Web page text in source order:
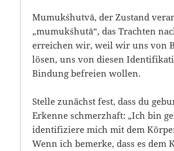
Mumukśhutvā, der Zustand
„mumukśhutā“, das Trachten
erreichen wir, weil wir uns von
lösen, uns von diesen
Bindung befreien wollen.
Stelle zunächst fest, dass du
Erkenne schmerzhaft: „Ich bin
identifiziere mich mit dem
Wenn ich bemerke, dass es dem